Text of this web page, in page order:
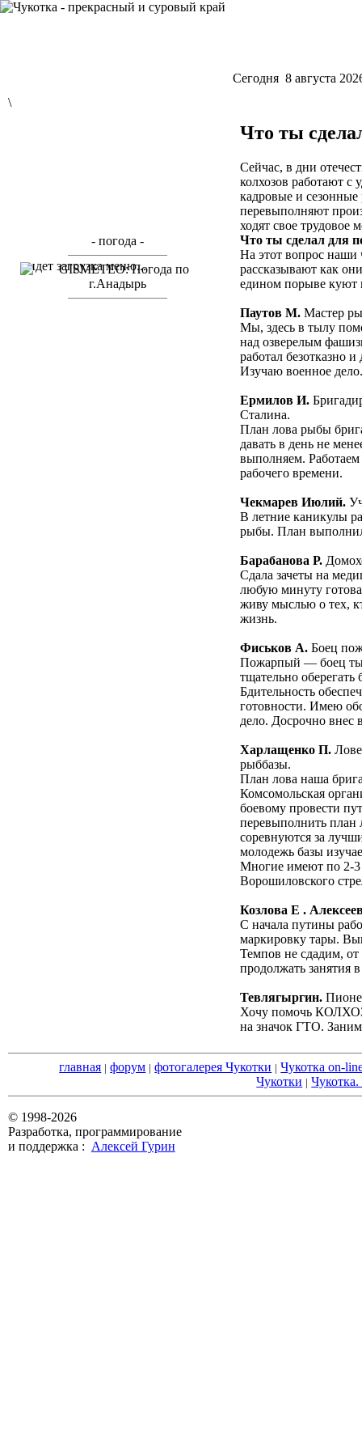
идет загрузка меню...
Cегодня 8 августа
\
- погода -
Что ты
Сейчас, в дни
колхозов работают с
кадровые и
перевыполняют
ходят свое трудовое
Что ты сделал для
На этот вопрос наши
рассказывают как
едином порыве куют
Паутов М.Мастер
Мы, здесь в тылу
над озверелым
работал безотказно
Изучаю военное дело.
Ермилов И.
Сталина.
План лова рыбы
давать в день не
выполняем.
рабочего времени.
Чекмарев Июлий.
В летние каникулы
рыбы. План выполнил
Барабанова Р.
Сдала зачеты на
любую минуту
живу мыслью о тех,
жизнь.
Фиськов А.Боец
Пожарпый — боец
тщательно
Бдительность
готовности. Имею
дело. Досрочно внес
Харлащенко П.
рыббазы.
План лова наша
Комсомольская
боевому провести
перевыполнить
соревнуются за
молодежь базы
Многие имеют по 2-
Ворошиловского
Козлова Е .
С начала путины
маркировку тары.
Темпов не сдадим,
продолжать занятия
Тевлягыргин.
Хочу помочь
на значок ГТО.
главная | форум | фотогалерея Чукотки | Чукотка on-
Чукотки | Чукотка.
© 1998-2026
Разработка, программирование
и поддержка : Алексей Гурин